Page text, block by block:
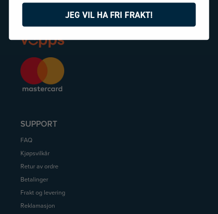
BETALING
SUPPORT
FAQ
Kjøpsvilkår
Retur av ordre
Betalinger
Frakt og levering
Reklamasjon
JEG VIL HA FRI FRAKT!